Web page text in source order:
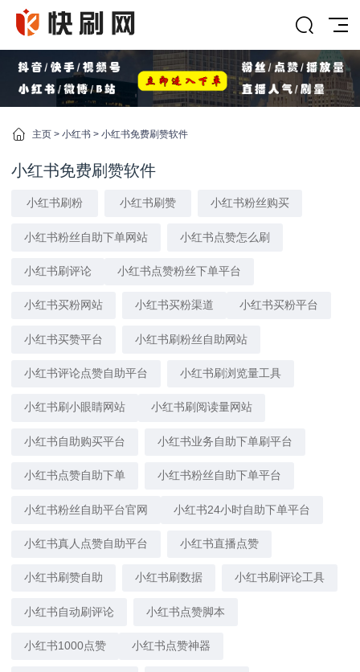
主页 > 小红书 > 小红书免费刷赞软件
小红书免费刷赞软件
小红书刷粉 小红书刷赞 小红书粉丝购买
小红书粉丝自助下单网站 小红书点赞怎么刷
小红书刷评论 小红书点赞粉丝下单平台
小红书买粉网站 小红书买粉渠道 小红书买粉平台
小红书买赞平台 小红书刷粉丝自助网站
小红书评论点赞自助平台 小红书刷浏览量工具
小红书刷小眼睛网站 小红书刷阅读量网站
小红书自助购买平台 小红书业务自助下单刷平台
小红书点赞自助下单 小红书粉丝自助下单平台
小红书粉丝自助平台官网 小红书24小时自助下单平台
小红书真人点赞自助平台 小红书直播点赞
小红书刷赞自助 小红书刷数据 小红书刷评论工具
小红书自动刷评论 小红书点赞脚本
小红书1000点赞 小红书点赞神器